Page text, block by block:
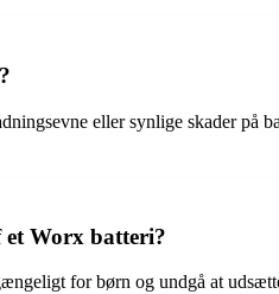
eller synlige skader på
Worx batteri?
for børn og undgå at